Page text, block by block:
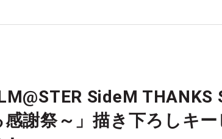
SideM THANKS
謝祭～」描き下ろしキ